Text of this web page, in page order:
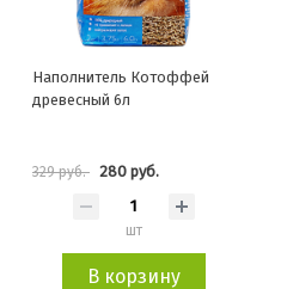
Наполнитель Котоффей
древесный 6л
329 руб. 280 руб.
шт
В корзину